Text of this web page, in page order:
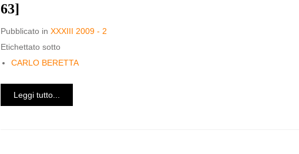
63]
Pubblicato in XXXIII 2009 - 2
Etichettato sotto
CARLO BERETTA
Leggi tutto...